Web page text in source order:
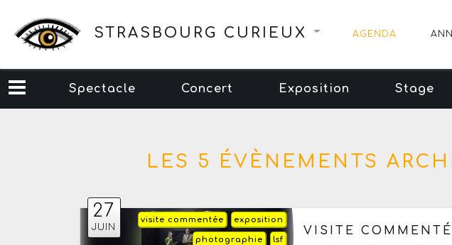
STRASBOURG CURIEUX AGENDA
Spectacle Concert Exposition Stage
LES 5 ÉVÈNEMENTS
27
JUIN
exposition
visite commentée
lsf
photographie
Le samedi 27 juin 2026 à
VISITE